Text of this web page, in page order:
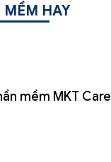
MỀM HAY
mềm MKT Care